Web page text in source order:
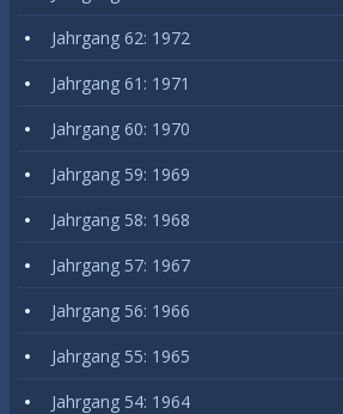
Jahrgang 62: 1972
Jahrgang 61: 1971
Jahrgang 60: 1970
Jahrgang 59: 1969
Jahrgang 58: 1968
Jahrgang 57: 1967
Jahrgang 56: 1966
Jahrgang 55: 1965
Jahrgang 54: 1964